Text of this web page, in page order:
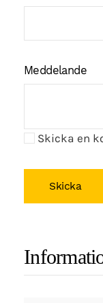
Meddelande
Skicka en
Skicka